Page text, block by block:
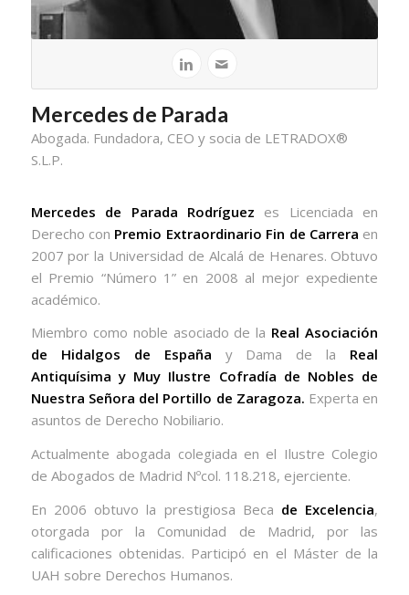
Mercedes de Parada
Abogada. Fundadora, CEO y socia de LETRADOX®
S.L.P.
Mercedes de Parada Rodríguez es Licenciada en
Derecho con Premio Extraordinario Fin de Carrera en
2007 por la Universidad de Alcalá de Henares. Obtuvo
el Premio “Número 1” en 2008 al mejor expediente
académico.
Miembro como noble asociado de la Real Asociación
de Hidalgos de España y Dama de la Real
Antiquísima y Muy Ilustre Cofradía de Nobles de
Nuestra Señora del Portillo de Zaragoza. Experta en
asuntos de Derecho Nobiliario.
Actualmente abogada colegiada en el Ilustre Colegio
de Abogados de Madrid Nºcol. 118.218, ejerciente.
En 2006 obtuvo la prestigiosa Beca de Excelencia,
otorgada por la Comunidad de Madrid, por las
calificaciones obtenidas. Participó en el Máster de la
UAH sobre Derechos Humanos.